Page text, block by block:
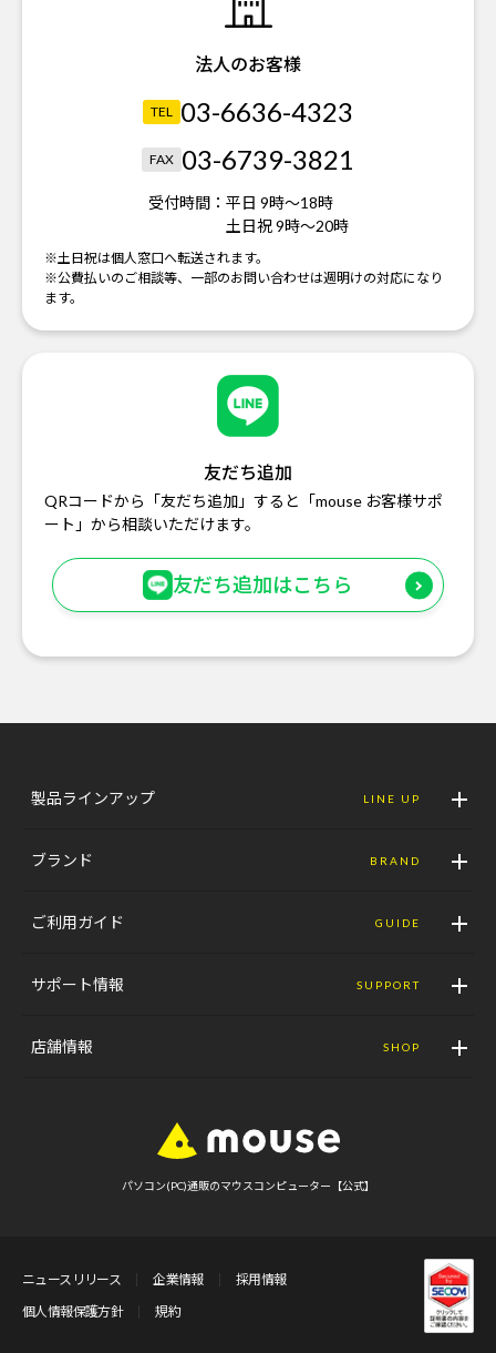
法人のお客様
TEL 03-6636-4323
FAX 03-6739-3821
受付時間： 平日 9時～18時
土日祝 9時～20時
※土日祝は個人窓口へ転送されます。
※公費払いのご相談等、一部のお問い合わせは週明けの対応になり
ます。
友だち追加
QRコードから「友だち追加」すると「mouse お客様サポ
ート」から相談いただけます。
友だち追加はこちら
製品ラインアップ LINE UP
ブランド BRAND
ご利用ガイド GUIDE
サポート情報 SUPPORT
店舗情報 SHOP
パソコン(PC)通販のマウスコンピューター【公式】
ニュースリリース 企業情報
採用情報
個人情報保護方針
規約